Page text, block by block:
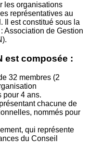
les organisations
représentatives au
Il est constitué sous la
Association de Gestion
est composée :
32 membres (2
pour 4 ans.
chacune de
nommés pour
qui représente
du Conseil